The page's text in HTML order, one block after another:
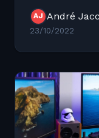
AJ André
23/10/2022